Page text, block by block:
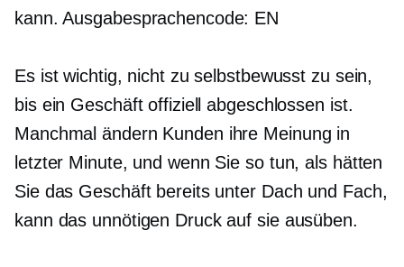
kann. Ausgabesprachencode: EN
Es ist wichtig, nicht zu selbstbewusst zu sein,
bis ein Geschäft offiziell abgeschlossen ist.
Manchmal ändern Kunden ihre Meinung in
letzter Minute, und wenn Sie so tun, als hätten
Sie das Geschäft bereits unter Dach und Fach,
kann das unnötigen Druck auf sie ausüben.